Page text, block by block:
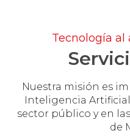
Tecnología al
Nuestra misión es
Inteligencia
sector público y en
de